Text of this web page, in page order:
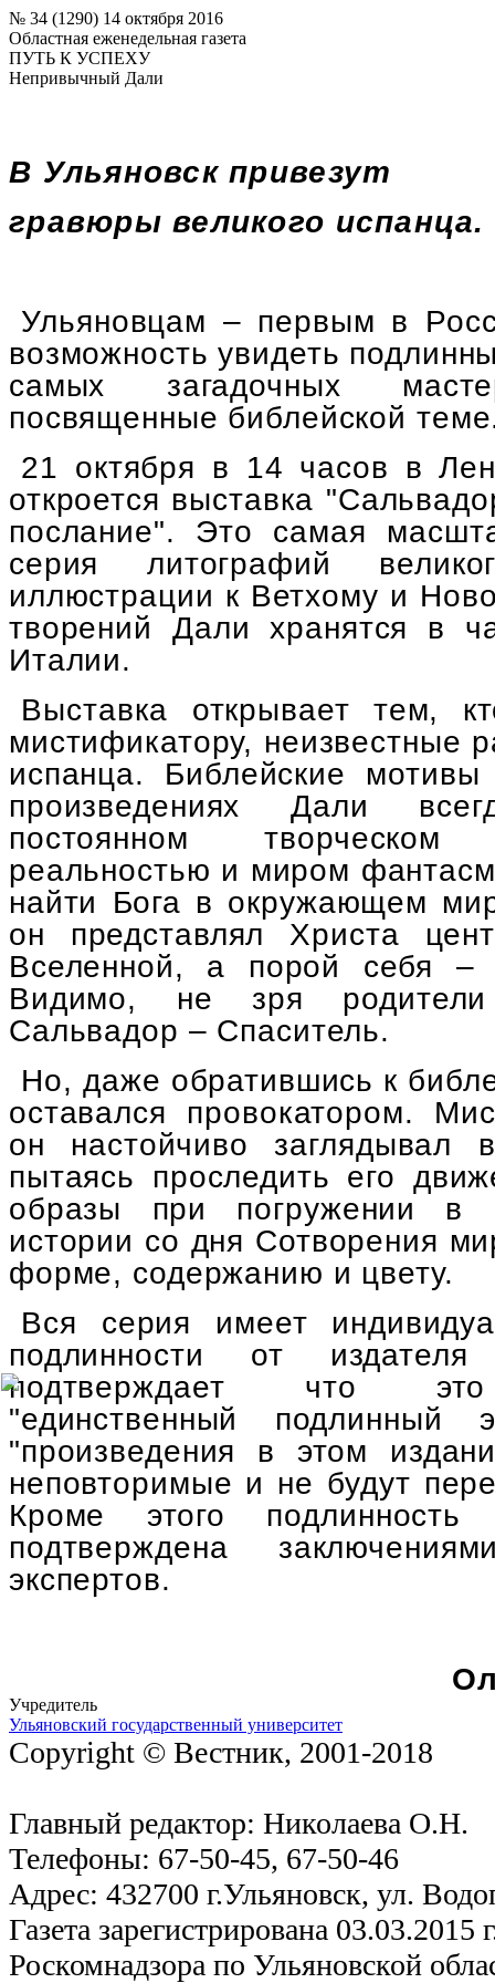
№ 34 (1290) 14 октября 2016
Областная еженедельная газета
ПУТЬ К УСПЕХУ
Непривычный Дали
В Ульяновск привезут
гравюры великого испанца.
Ульяновцам – первым в
возможность увидеть
самых загадочных
посвященные библейской
21 октября в 14 часов в
откроется выставка
послание". Это самая
серия литографий
иллюстрации к Ветхому и
творений Дали хранятся в
Италии.
Выставка открывает тем,
мистификатору, неизвестные
испанца. Библейские
произведениях Дали
постоянном
реальностью и миром
найти Бога в окружающем
он представлял Христа
Вселенной, а порой себя –
Видимо, не зря
Сальвадор – Спаситель.
Но, даже обратившись к
оставался провокатором.
он настойчиво заглядывал
пытаясь проследить его
образы при погружении в
истории со дня Сотворения
форме, содержанию и цвету.
Вся серия имеет
подлинности от
подтверждает что это
"единственный подлинный
"произведения в этом
неповторимые и не будут
Кроме этого подлинность
подтверждена
экспертов.
Учредитель
Ульяновский государственный университет
Copyright © Вестник, 2001-2018
Главный редактор: Николаева О.Н.
Телефоны: 67-50-45, 67-50-46
Адрес: 432700 г.Ульяновск, ул.
Газета зарегистрирована 03.03.2015
Роскомнадзора по Ульяновской